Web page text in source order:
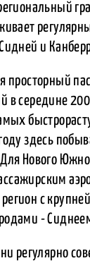
и
просторный
в середине
здесь
Нового
с
-
регулярно